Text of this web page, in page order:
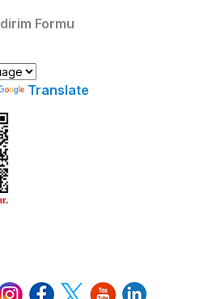
Formu
Translate